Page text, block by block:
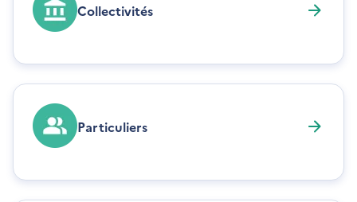
Collectivités
Particuliers